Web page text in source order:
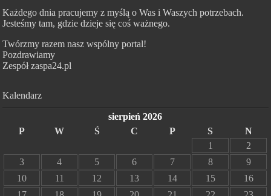
Każdego dnia pracujemy z myślą o Was i Waszych potrzebach.
Jesteśmy tam, gdzie dzieje się coś ważnego.
Twórzmy razem nasz wspólny portal!
Pozdrawiamy
Zespół zaspa24.pl
Kalendarz
sierpień 2026
P
W Ś C P S
N
1
2
3
4 5 6 7 8
9
10
11 12 13 14 15
16